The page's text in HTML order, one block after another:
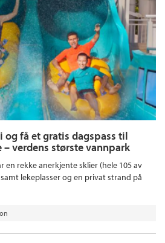
og få et gratis dagspass til
verdens største vannpark
en rekke anerkjente sklier (hele 105 av
lekeplasser og en privat strand på